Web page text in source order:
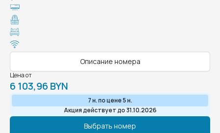
Описание номера
Цена от
6 103,96 BYN
7 н. по цене 5 н.
Акция действует до 31.10.2026
Выбрать номер